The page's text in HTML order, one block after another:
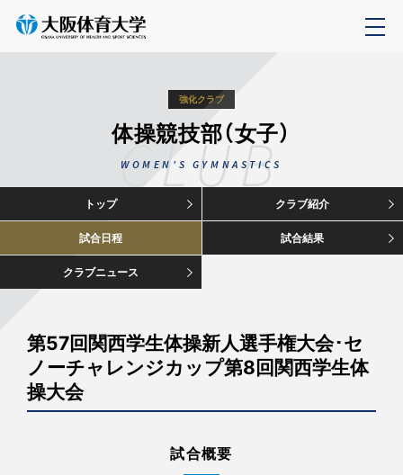
強化クラブ
体操競技部（女子）
WOMEN'S GYMNASTICS
CLUB
トップ クラブ紹介
試合日程 試合結果
クラブニュース
第57回関西学生体操新人選手権大会･セ
ノーチャレンジカップ第8回関西学生体
操大会
試合概要